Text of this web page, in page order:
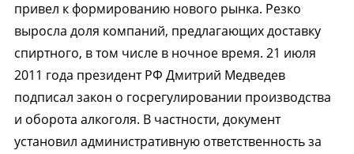
привел к формированию нового рынка. Резко
выросла доля компаний, предлагающих доставку
спиртного, в том числе в ночное время. 21 июля
2011 года президент РФ Дмитрий Медведев
подписал закон о госрегулировании производства
и оборота алкоголя. В частности, документ
установил административную ответственность за